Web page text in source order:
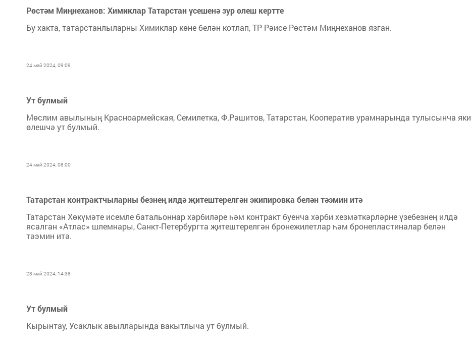
Рөстәм Миңнеханов: Химиклар Татарстан үсешенә зур өлеш кертте
Бу хакта, татарстанлыларны Химиклар көне белән котлап, ТР Рәисе Рөстәм Миңнеханов язган.
24 май 2024, 09:09
Ут булмый
Мөслим авылының Красноармейская, Семилетка, Ф.Рәшитов, Татарстан, Кооператив урамнарында тулысынча яки
өлешчә ут булмый.
24 май 2024, 08:00
Татарстан контрактчыларны безнең илдә җитештерелгән экипировка белән тәэмин итә
Татарстан Хөкүмәте исемле батальоннар хәрбиләре һәм контракт буенча хәрби хезмәткәрләрне үзебезнең илдә
ясалган «Атлас» шлемнары, Санкт-Петербургта җитештерелгән бронежилетлар һәм бронепластиналар белән
тәэмин итә.
23 май 2024, 14:38
Ут булмый
Кырынтау, Усаклык авылларында вакытлыча ут булмый.